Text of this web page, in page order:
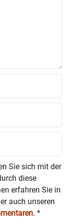
und
Sie sich mit der
diese
erfahren Sie in
auch unseren
. *